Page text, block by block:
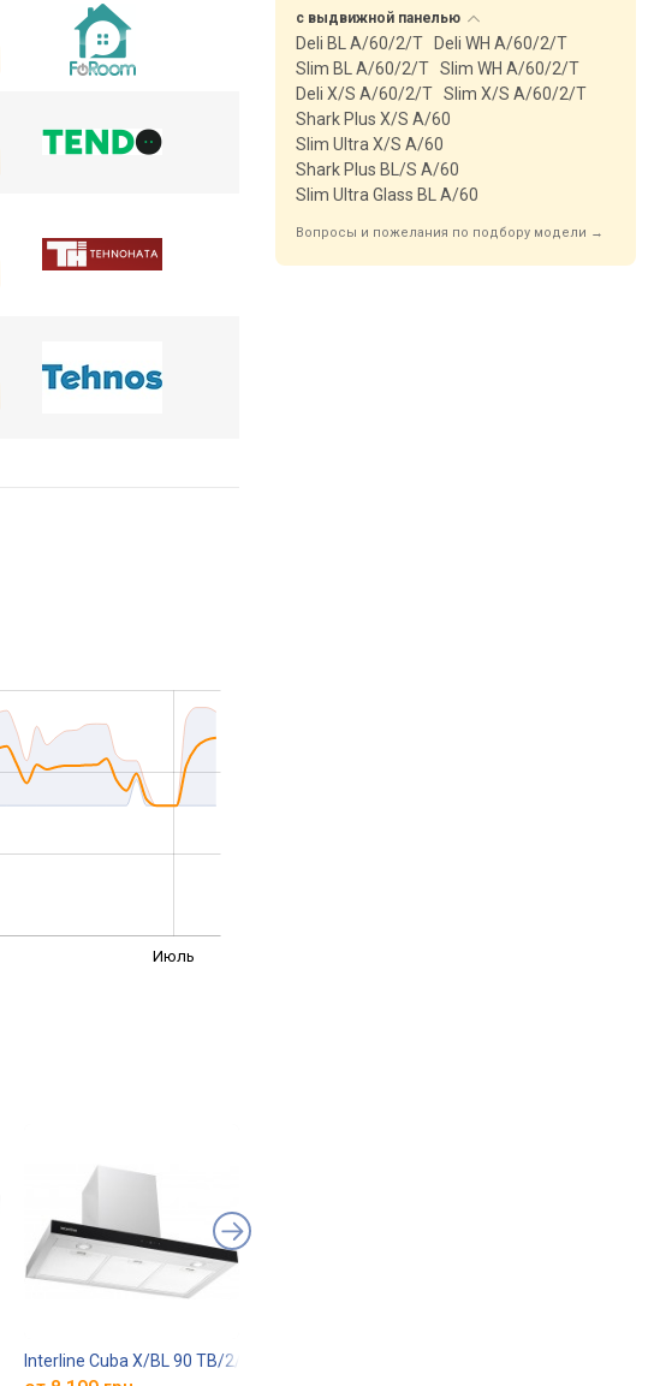
Июль
Interline Cuba X/BL 90 TB/2/T
с выдвижной панелью
Deli BL A/60/2/T
Deli WH A/60/2/T
Slim BL A/60/2/T Slim WH A/60/2/T
Deli X/S A/60/2/T Slim X/S A/60/2/T
Shark Plus X/S A/60
Slim Ultra X/S A/60
Shark Plus BL/S A/60
Slim Ultra Glass BL A/60
Вопросы и пожелания по подбору модели →